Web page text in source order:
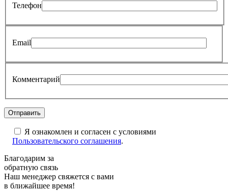
Телефон
Email
Комментарий
Я ознакомлен и согласен с условиями
Пользовательского соглашения.
Благодарим за
обратную связь
Наш менеджер свяжется с вами
в ближайшее время!